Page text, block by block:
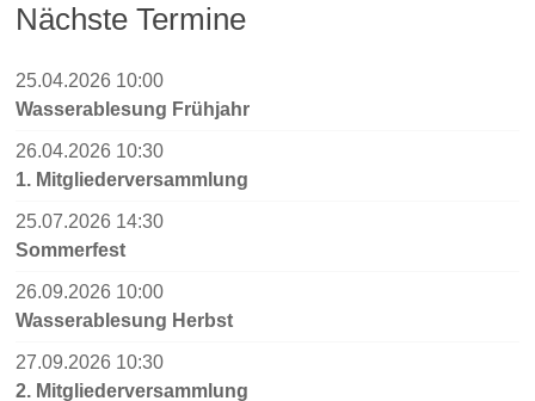
Nächste Termine
25.04.2026 10:00
Wasserablesung Frühjahr
26.04.2026 10:30
1. Mitgliederversammlung
25.07.2026 14:30
Sommerfest
26.09.2026 10:00
Wasserablesung Herbst
27.09.2026 10:30
2. Mitgliederversammlung